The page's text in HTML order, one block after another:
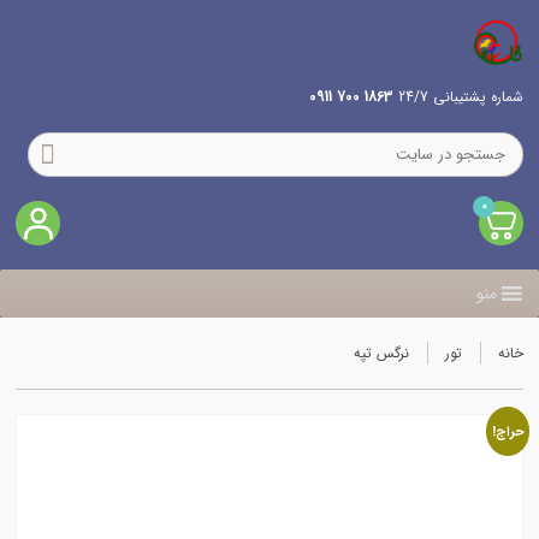
شماره پشتیبانی 24/7 1863 700 0911
0
منو
خانه تور نرگس تپه
حراج!